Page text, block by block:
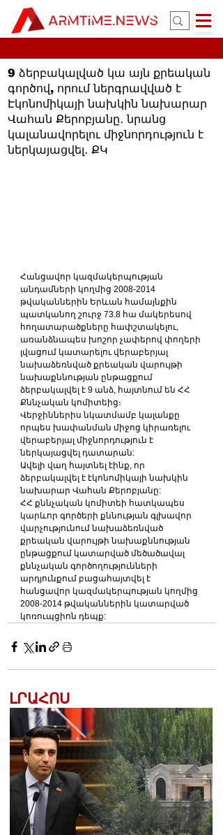
9 ձերբակալված կա այն քրեական
գործով, որում ներգրավված է
Էկոնոմիկայի նախկին նախարար
Վահան Քերոբյանը․ նրանց
կալանավորելու միջնորդություն է
ներկայացվել․ ՔԿ
Հանցավոր կազմակերպության
անդամների կողմից 2008-2014
թվականներին Երևան համայնքին
պատկանող շուրջ 73.8 հա մակերեսով
հողատարածքները հափշտակելու,
առանձնապես խոշոր չափերով փողերի
լվացում կատարելու վերաբերյալ
նախաձեռնված քրեական վարույթի
նախաքննության ընթացքում
ձերբակալվել է 9 անձ, հայտնում են ՀՀ
Քննչական կոմիտեից։
Վերջիններիս նկատմամբ կալանքը
որպես խափանման միջոց կիրառելու
վերաբերյալ միջնորդություն է
ներկայացվել դատարան:
Ավելի վաղ հայտնել էինք, որ
ձերբակալվել է էկոնոմիկայի նախկին
նախարար Վահան Քերոբյանը:
ՀՀ քննչական կոմիտեի հատկապես
կարևոր գործերի քննության գլխավոր
վարչությունում նախաձեռնված
քրեական վարույթի նախաքննության
ընթացքում կատարված մեծածավալ
քննչական գործողությունների
արդյունքում բացահայտվել է
հանցավոր կազմակերպության կողմից
2008-2014 թվականներին կատարված
կոռուպցիոն դեպք:
ԼՐԱՀՈՍ